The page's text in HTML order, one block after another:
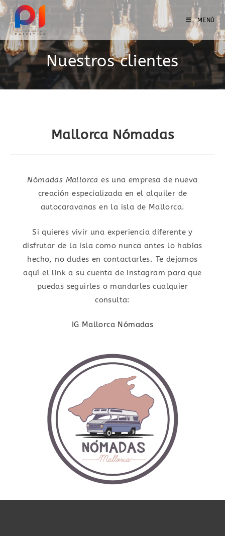
MENÚ
Nuestros clientes
Mallorca Nómadas
Nómadas Mallorcaes una empresa de nueva
creación especializada en el alquiler de
autocaravanas en la isla de Mallorca.
Si quieres vivir una experiencia diferente y
disfrutar de la isla como nunca antes lo habías
hecho, no dudes en contactarles. Te dejamos
aquí el link a su cuenta de Instagram para que
puedas seguirles o mandarles cualquier
consulta:
IG Mallorca Nómadas